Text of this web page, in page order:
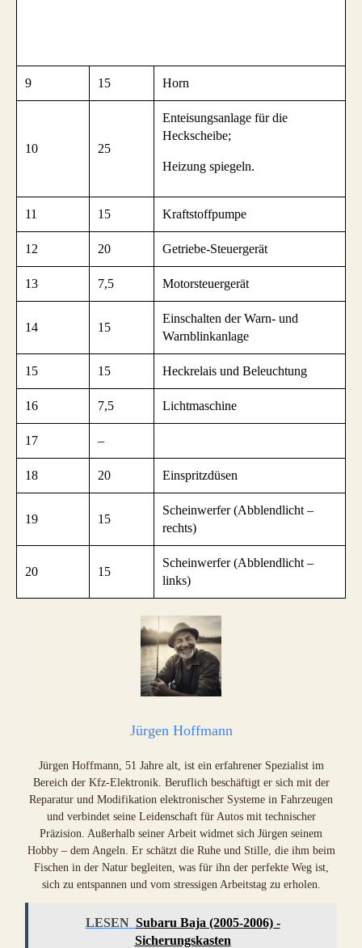
9 15 Horn
10 25
Enteisungsanlage für die
Heckscheibe;
Heizung spiegeln.
11 15 Kraftstoffpumpe
12 20 Getriebe-Steuergerät
13 7,5 Motorsteuergerät
14 15
Einschalten der Warn- und
Warnblinkanlage
15 15 Heckrelais und Beleuchtung
16 7,5 Lichtmaschine
17 –
18 20 Einspritzdüsen
19 15
Scheinwerfer (Abblendlicht –
rechts)
20 15
Scheinwerfer (Abblendlicht –
links)
Jürgen Hoffmann
Jürgen Hoffmann, 51 Jahre alt, ist ein erfahrener Spezialist im
Bereich der Kfz-Elektronik. Beruflich beschäftigt er sich mit der
Reparatur und Modifikation elektronischer Systeme in Fahrzeugen
und verbindet seine Leidenschaft für Autos mit technischer
Präzision. Außerhalb seiner Arbeit widmet sich Jürgen seinem
Hobby – dem Angeln. Er schätzt die Ruhe und Stille, die ihm beim
Fischen in der Natur begleiten, was für ihn der perfekte Weg ist,
sich zu entspannen und vom stressigen Arbeitstag zu erholen.
LESEN Subaru Baja (2005-2006) -
Sicherungskasten